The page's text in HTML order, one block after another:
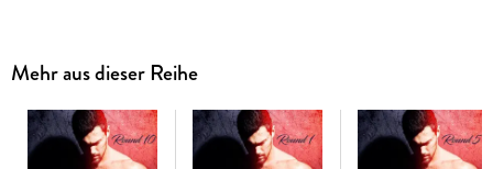
fighter.
Will Laurel succumb to Jonathan's charm, and how will
Jonathan handle being the one cheering from the sidelines?
Mehr aus dieser Reihe